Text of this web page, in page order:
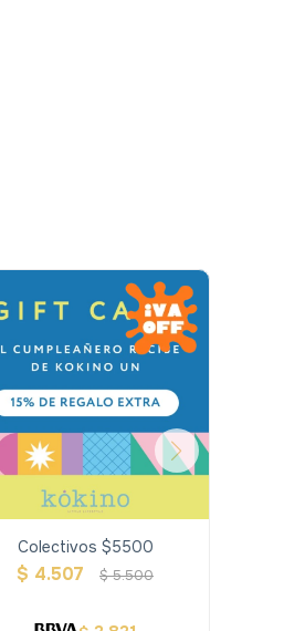
Colectivos $5500
$ 4.507 $ 5.500